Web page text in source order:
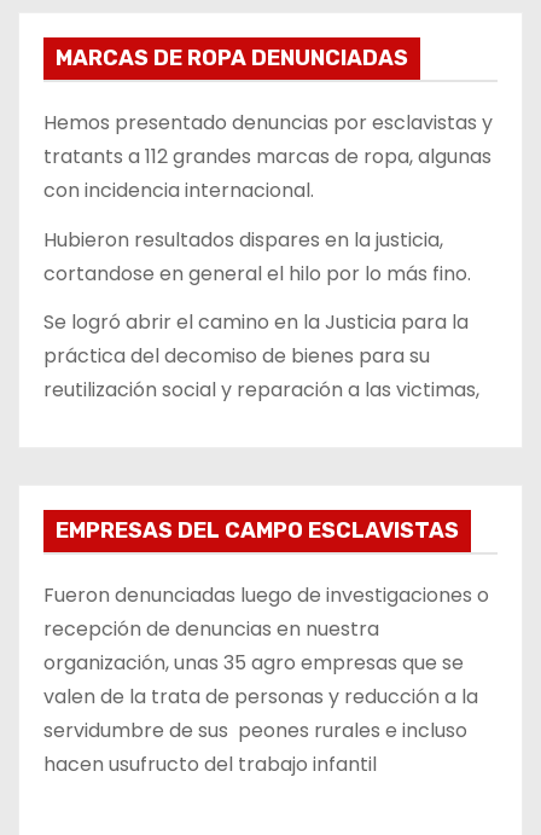
MARCAS DE ROPA DENUNCIADAS
Hemos presentado denuncias por esclavistas y
tratants a 112 grandes marcas de ropa, algunas
con incidencia internacional.
Hubieron resultados dispares en la justicia,
cortandose en general el hilo por lo más fino.
Se logró abrir el camino en la Justicia para la
práctica del decomiso de bienes para su
reutilización social y reparación a las victimas,
EMPRESAS DEL CAMPO ESCLAVISTAS
Fueron denunciadas luego de investigaciones o
recepción de denuncias en nuestra
organización, unas 35 agro empresas que se
valen de la trata de personas y reducción a la
servidumbre de sus peones rurales e incluso
hacen usufructo del trabajo infantil